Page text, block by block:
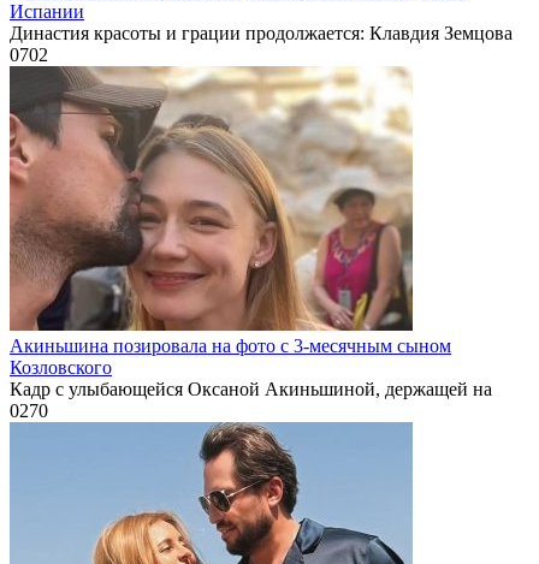
Испании
Династия красоты и грации продолжается: Клавдия Земцова
0702
Акиньшина позировала на фото с 3-месячным сыном
Козловского
Кадр с улыбающейся Оксаной Акиньшиной, держащей на
0270